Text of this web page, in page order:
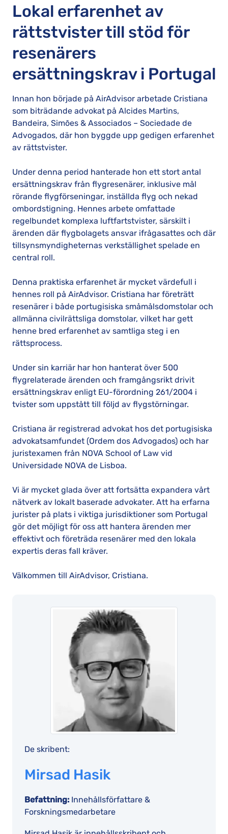
Lokal erfarenhet av
rättstvister till stöd för
resenärers
ersättningskrav i Portugal
Innan hon började på AirAdvisor arbetade Cristiana
som biträdande advokat på Alcides Martins,
Bandeira, Simões & Associados – Sociedade de
Advogados, där hon byggde upp gedigen erfarenhet
av rättstvister.
Under denna period hanterade hon ett stort antal
ersättningskrav från flygresenärer, inklusive mål
rörande flygförseningar, inställda flyg och nekad
ombordstigning. Hennes arbete omfattade
regelbundet komplexa luftfartstvister, särskilt i
ärenden där flygbolagets ansvar ifrågasattes och där
tillsynsmyndigheternas verkställighet spelade en
central roll.
Denna praktiska erfarenhet är mycket värdefull i
hennes roll på AirAdvisor. Cristiana har företrätt
resenärer i både portugisiska småmålsdomstolar och
allmänna civilrättsliga domstolar, vilket har gett
henne bred erfarenhet av samtliga steg i en
rättsprocess.
Under sin karriär har hon hanterat över 500
flygrelaterade ärenden och framgångsrikt drivit
ersättningskrav enligt EU-förordning 261/2004 i
tvister som uppstått till följd av flygstörningar.
Cristiana är registrerad advokat hos det portugisiska
advokatsamfundet (Ordem dos Advogados) och har
juristexamen från NOVA School of Law vid
Universidade NOVA de Lisboa.
Vi är mycket glada över att fortsätta expandera vårt
nätverk av lokalt baserade advokater. Att ha erfarna
jurister på plats i viktiga jurisdiktioner som Portugal
gör det möjligt för oss att hantera ärenden mer
effektivt och företräda resenärer med den lokala
expertis deras fall kräver.
Välkommen till AirAdvisor, Cristiana.
De skribent:
Mirsad Hasik
Befattning: Innehållsförfattare &
Forskningsmedarbetare